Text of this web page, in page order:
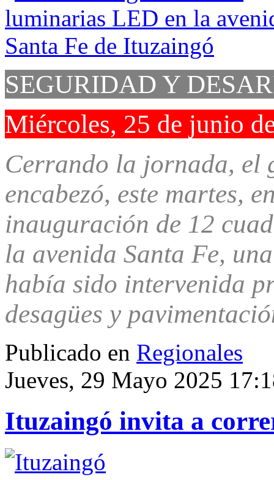
SEGURIDAD Y
Miércoles, 25 de junio
Cerrando la jornada, el
encabezó, este martes,
inauguración de 12
la avenida Santa Fe,
había sido intervenida
desagües y
Publicado en Regionales
Jueves, 29 Mayo 2025
Ituzaingó invita a